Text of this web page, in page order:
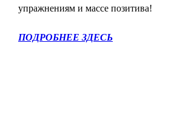
упражнениям и массе позитива!
ПОДРОБНЕЕ ЗДЕСЬ